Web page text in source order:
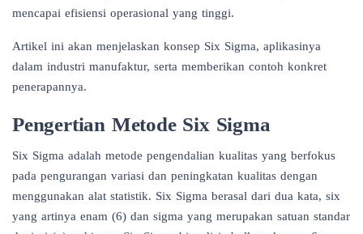
mencapai efisiensi operasional yang tinggi.
Artikel ini akan menjelaskan konsep Six Sigma, aplikasinya
dalam industri manufaktur, serta memberikan contoh konkret
penerapannya.
Pengertian Metode Six Sigma
Six Sigma adalah metode pengendalian kualitas yang berfokus
pada pengurangan variasi dan peningkatan kualitas dengan
menggunakan alat statistik. Six Sigma berasal dari dua kata, six
yang artinya enam (6) dan sigma yang merupakan satuan standar